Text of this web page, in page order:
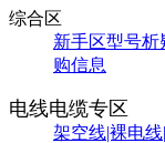
综合区
新手区型号析
购信息
电线电缆专区
架空线|裸电